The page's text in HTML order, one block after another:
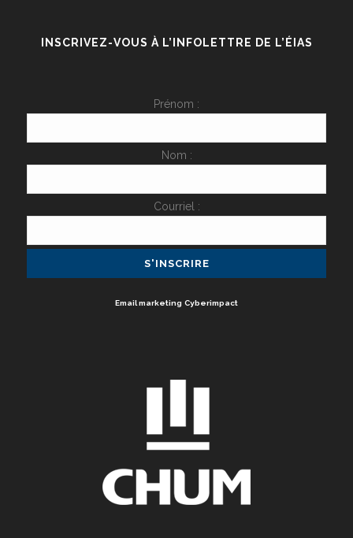
INSCRIVEZ-VOUS À L’INFOLETTRE DE L’ÉIAS
Prénom :
Nom :
Courriel :
Email marketing Cyberimpact